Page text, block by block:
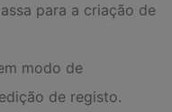
para a criação de
modo de
de registo.